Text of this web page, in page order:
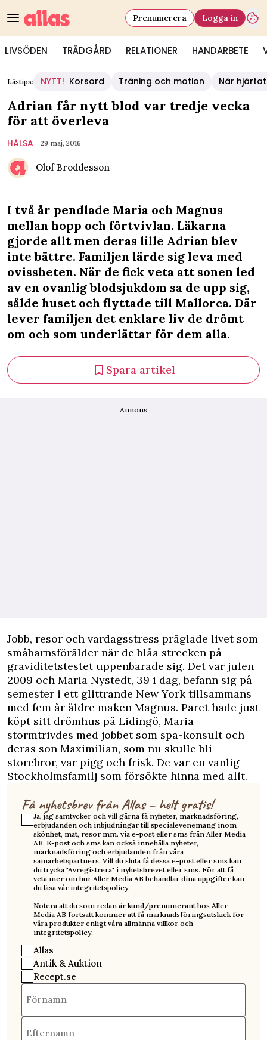
LIVSÖDEN TRÄDGÅRD RELATIONER HANDARBETE
Prenumerera Logga in
Lästips: NYTT! Korsord Träning och motion När
Adrian får nytt blod var tredje vecka
för att överleva
HÄLSA 29 maj, 2016
Olof Broddesson
I två år pendlade Maria och Magnus
mellan hopp och förtvivlan. Läkarna
gjorde allt men deras lille Adrian blev
inte bättre. Familjen lärde sig leva med
ovissheten. När de fick veta att sonen led
av en ovanlig blodsjukdom sa de upp sig,
sålde huset och flyttade till Mallorca. Där
lever familjen det enklare liv de drömt
om och som underlättar för dem alla.
Spara artikel
Annons
Jobb, resor och vardagsstress präglade livet som
småbarnsförälder när de blåa strecken på
graviditetstestet uppenbarade sig. Det var julen
2009 och Maria Nystedt, 39 i dag, befann sig på
semester i ett glittrande New York tillsammans
med fem år äldre maken Magnus. Paret hade just
köpt sitt drömhus på Lidingö, Maria
stormtrivdes med jobbet som spa-konsult och
deras son Maximilian, som nu skulle bli
storebror, var pigg och frisk. De var en vanlig
Stockholmsfamilj som försökte hinna med allt.
Få nyhetsbrev från Allas – helt gratis!
Ja, jag samtycker och vill gärna få nyheter, marknadsföring,
erbjudanden och inbjudningar till specialevenemang inom
skönhet, mat, resor mm. via e-post eller sms från Aller Media
AB. E-post och sms kan också innehålla nyheter,
marknadsföring och erbjudanden från våra
samarbetspartners. Vill du sluta få dessa e-post eller sms kan
du trycka "Avregistrera" i nyhetsbrevet eller sms. För att få
veta mer om hur Aller Media AB behandlar dina uppgifter kan
du läsa vår integritetspolicy.
Notera att du som redan är kund/prenumerant hos Aller
Media AB fortsatt kommer att få marknadsföringsutskick för
våra produkter enligt våra allmänna villkor och
integritetspolicy.
Allas
Antik & Auktion
Recept.se
Förnamn
Efternamn